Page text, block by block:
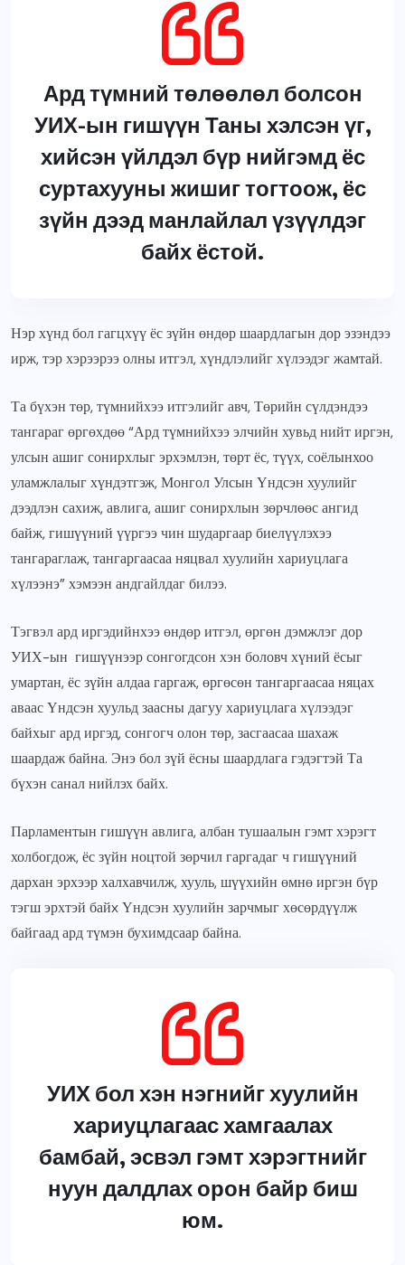
Ард түмний төлөөлөл болсон
УИХ-ын гишүүн Таны хэлсэн үг,
хийсэн үйлдэл бүр нийгэмд ёс
суртахууны жишиг тогтоож, ёс
зүйн дээд манлайлал үзүүлдэг
байх ёстой.
Нэр хүнд бол гагцхүү ёс зүйн өндөр шаардлагын дор эзэндээ
ирж, тэр хэрээрээ олны итгэл, хүндлэлийг хүлээдэг жамтай.
Та бүхэн төр, түмнийхээ итгэлийг авч, Төрийн сүлдэндээ
тангараг өргөхдөө “Ард түмнийхээ элчийн хувьд нийт иргэн,
улсын ашиг сонирхлыг эрхэмлэн, төрт ёс, түүх, соёлынхоо
уламжлалыг хүндэтгэж, Монгол Улсын Үндсэн хуулийг
дээдлэн сахиж, авлига, ашиг сонирхлын зөрчлөөс ангид
байж, гишүүний үүргээ чин шударгаар биелүүлэхээ
тангараглаж, тангаргаасаа няцвал хуулийн хариуцлага
хүлээнэ” хэмээн андгайлдаг билээ.
Тэгвэл ард иргэдийнхээ өндөр итгэл, өргөн дэмжлэг дор
УИХ-ын гишүүнээр сонгогдсон хэн боловч хүний ёсыг
умартан, ёс зүйн алдаа гаргаж, өргөсөн тангаргаасаа няцах
аваас Үндсэн хуульд заасны дагуу хариуцлага хүлээдэг
байхыг ард иргэд, сонгогч олон төр, засгаасаа шахаж
шаардаж байна. Энэ бол зүй ёсны шаардлага гэдэгтэй Та
бүхэн санал нийлэх байх.
Парламентын гишүүн авлига, албан тушаалын гэмт хэрэгт
холбогдож, ёс зүйн ноцтой зөрчил гаргадаг ч гишүүний
дархан эрхээр халхавчилж, хууль, шүүхийн өмнө иргэн бүр
тэгш эрхтэй байx Үндсэн хуулийн зарчмыг хөсөрдүүлж
байгаад ард түмэн бухимдсаар байна.
УИХ бол хэн нэгнийг хуулийн
хариуцлагаас хамгаалах
бамбай, эсвэл гэмт хэрэгтнийг
нуун далдлах орон байр биш
юм.